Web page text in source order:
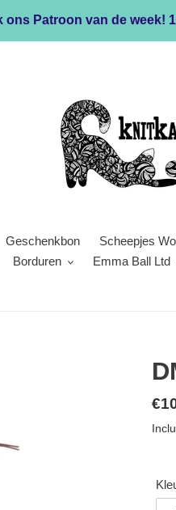
ons Patroon van de week!
Geschenkbon Scheepjes
Borduren Emma Ball Ltd